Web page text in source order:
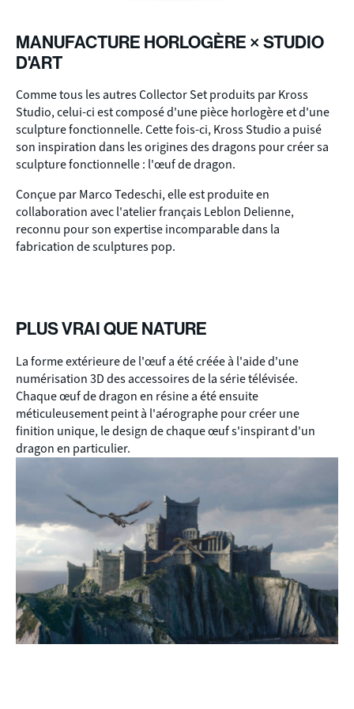
MANUFACTURE HORLOGÈRE × STUDIO
D'ART
Comme tous les autres Collector Set produits par Kross
Studio, celui-ci est composé d'une pièce horlogère et d'une
sculpture fonctionnelle. Cette fois-ci, Kross Studio a puisé
son inspiration dans les origines des dragons pour créer sa
sculpture fonctionnelle : l'œuf de dragon.
Conçue par Marco Tedeschi, elle est produite en
collaboration avec l'atelier français Leblon Delienne,
reconnu pour son expertise incomparable dans la
fabrication de sculptures pop.
PLUS VRAI QUE NATURE
La forme extérieure de l'œuf a été créée à l'aide d'une
numérisation 3D des accessoires de la série télévisée.
Chaque œuf de dragon en résine a été ensuite
méticuleusement peint à l'aérographe pour créer une
finition unique, le design de chaque œuf s'inspirant d'un
dragon en particulier.